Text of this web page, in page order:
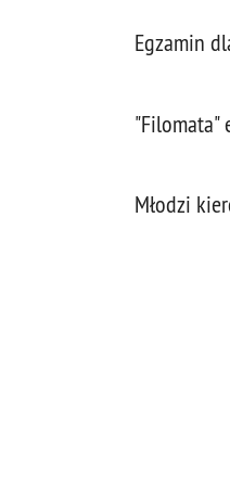
Egzamin
"Filomata"
Młodzi